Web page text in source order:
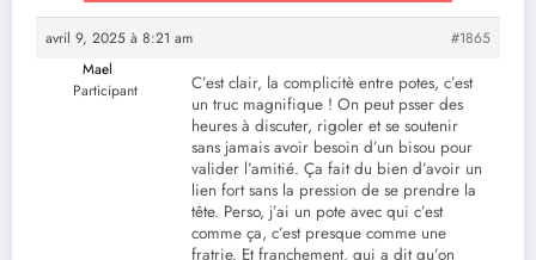
avril 9, 2025 à 8:21 am
#1865
Mael
Participant
C’est clair, la complicitè entre potes, c’est
un truc magnifique ! On peut psser des
heures à discuter, rigoler et se soutenir
sans jamais avoir besoin d’un bisou pour
valider l’amitié. Ça fait du bien d’avoir un
lien fort sans la pression de se prendre la
tête. Perso, j’ai un pote avec qui c’est
comme ça, c’est presque comme une
fratrie. Et franchement, qui a dit qu’on